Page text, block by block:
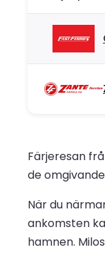
Färjeresan
de
När du
ankomsten
hamnen.